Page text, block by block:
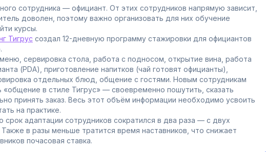
сотрудника — официант. От этих сотрудников напрямую зависит,
доволен, поэтому важно организовать для них обучение
курсы.
Тигрус создал 12-дневную программу стажировки для официантов
сервировка стола, работа с подносом, открытие вина, работа
(PDA), приготовление напитков (чай готовят официанты),
отдельных блюд, общение с гостями. Новым сотрудникам
в стиле Тигрус» — своевременно пошутить, сказать
принять заказ. Весь этот объём информации необходимо усвоить
на практике.
срок адаптации сотрудников сократился в два раза — с двух
в разы меньше тратится время наставников, что снижает
почасовая ставка.